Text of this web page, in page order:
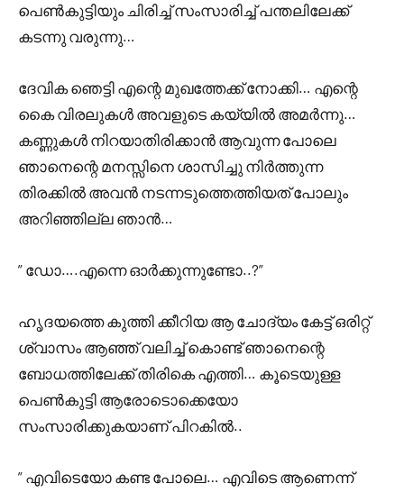
പെൺകുട്ടിയും ചിരിച്ച് സംസാരിച്ച് പന്തലിലേക്ക്
കടന്നു വരുന്നു…
ദേവിക ഞെട്ടി എന്റെ മുഖത്തേക്ക് നോക്കി… എന്റെ
കൈ വിരലുകൾ അവളുടെ കയ്യിൽ അമർന്നു…
കണ്ണുകൾ നിറയാതിരിക്കാൻ ആവുന്ന പോലെ
ഞാനെന്റെ മനസ്സിനെ ശാസിച്ചു നിർത്തുന്ന
തിരക്കിൽ അവൻ നടന്നടുത്തെത്തിയത് പോലും
അറിഞ്ഞില്ല ഞാൻ…
” ഡോ….എന്നെ ഓർക്കുന്നുണ്ടോ..?”
ഹൃദയത്തെ കുത്തി ക്കീറിയ ആ ചോദ്യം കേട്ട് ഒരിറ്റ്
ശ്വാസം ആഞ്ഞ് വലിച്ച് കൊണ്ട് ഞാനെന്റെ
ബോധത്തിലേക്ക് തിരികെ എത്തി… കൂടെയുള്ള
പെൺകുട്ടി ആരോടൊക്കെയോ
സംസാരിക്കുകയാണ് പിറകിൽ..
” എവിടെയോ കണ്ട പോലെ… എവിടെ ആണെന്ന്